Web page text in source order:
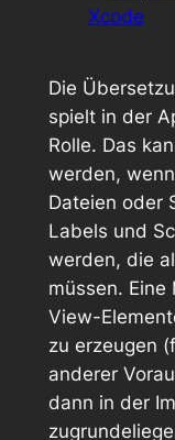
Xcode
Die
spielt in der
Rolle. Das
werden,
Dateien oder
Labels und
werden, die
müssen.
View-
zu erzeugen
anderer
dann in der